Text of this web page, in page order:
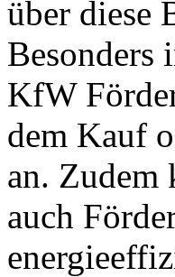
über diese
Besonders
KfW
dem Kauf
an. Zudem
auch